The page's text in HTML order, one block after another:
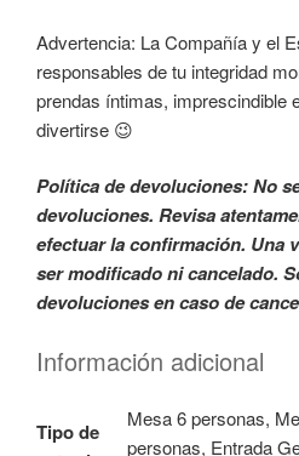
Advertencia: La Compañía y el
responsables de tu integridad
prendas íntimas, imprescindible
divertirse 😉
Política de devoluciones: No
devoluciones. Revisa
efectuar la confirmación. Una
ser modificado ni cancelado.
devoluciones en caso de
Información adicional
Tipo de
Mesa 6 personas,
personas, Entrada